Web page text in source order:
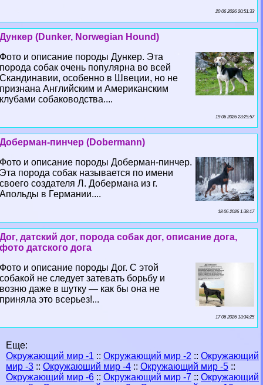
20 06 2026 20:51:33
Дункер (Dunker, Norwegian Hound)
Фото и описание породы Дункер. Эта
порода собак очень популярна во всей
Скандинавии, особенно в Швеции, но не
признана Английским и Американским
клубами собаководства....
19 06 2026 23:25:57
Доберман-пинчер (Dobermann)
Фото и описание породы Доберман-пинчер.
Эта порода собак называется по имени
своего создателя Л. Добермана из г.
Апольды в Германии....
18 06 2026 1:38:17
Дог, датский дог, порода собак дог, описание дога,
фото датского дога
Фото и описание породы Дог. С этой
собакой не следует затевать борьбу и
возню даже в шутку — как бы она не
приняла это всерьез!...
17 06 2026 13:34:25
Еще:
Окружающий мир -1 :: Окружающий мир -2 :: Окружающий
мир -3 :: Окружающий мир -4 :: Окружающий мир -5 ::
Окружающий мир -6 :: Окружающий мир -7 :: Окружающий